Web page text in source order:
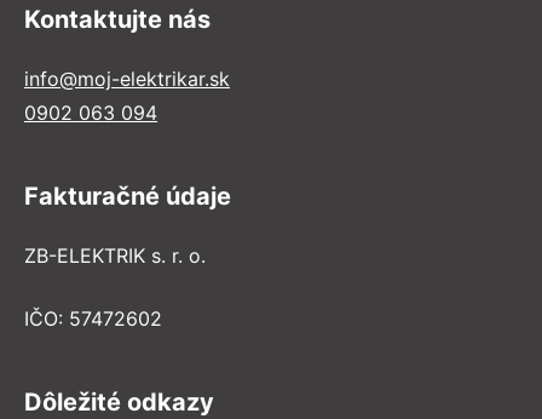
Kontaktujte nás
info@moj-elektrikar.sk
0902 063 094
Fakturačné údaje
ZB-ELEKTRIK s. r. o.
IČO: 57472602
Dôležité odkazy